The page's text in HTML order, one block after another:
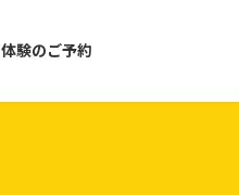
体験のご予約